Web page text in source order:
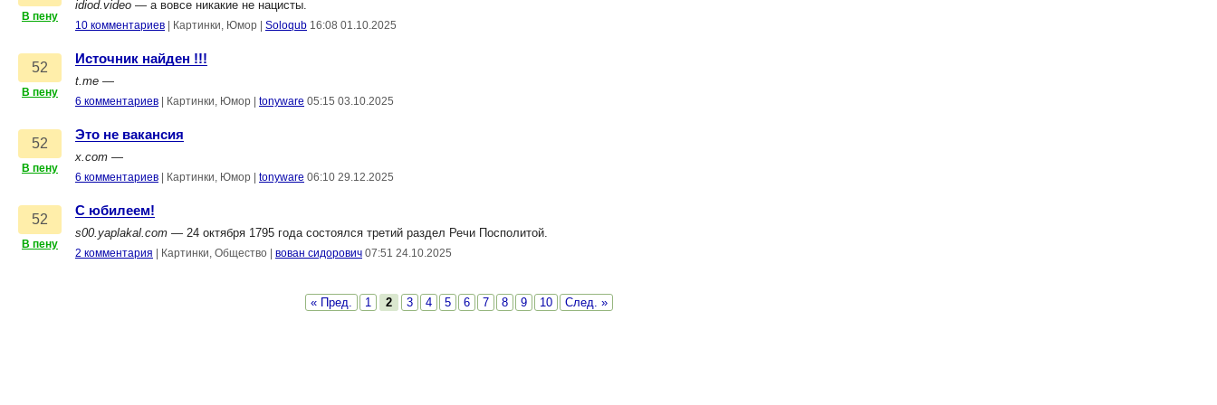
В пену
idiod.video — а вовсе никакие не нацисты.
10 комментариев Картинки, Юмор Soloqub 16:08 01.10.2025
52
В пену
Источник найден !!!
t.me —
6 комментариев Картинки, Юмор tonyware 05:15 03.10.2025
52
В пену
Это не вакансия
x.com —
6 комментариев Картинки, Юмор tonyware 06:10 29.12.2025
52
В пену
С юбилеем!
s00.yaplakal.com — 24 октября 1795 года состоялся третий раздел Речи Посполитой.
2 комментария Картинки, Общество вован сидорович 07:51 24.10.2025
« Пред. 1 2 3 4 5 6 7 8 9 10 След. »